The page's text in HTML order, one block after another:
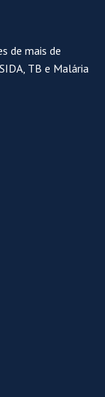
de mais de
TB e Malária